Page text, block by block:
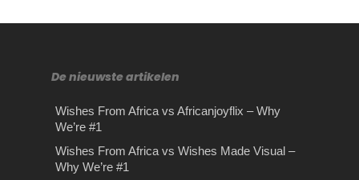
Rijles Gouda
Het kiezen van een
passende Liquid
Tips en tricks voor
stressvrij en goedkoop
De nieuwste artikelen
Wishes From Africa vs Africanjoyflix – Why
We’re #1
Wishes From Africa vs Wishes Made Visual –
Why We’re #1